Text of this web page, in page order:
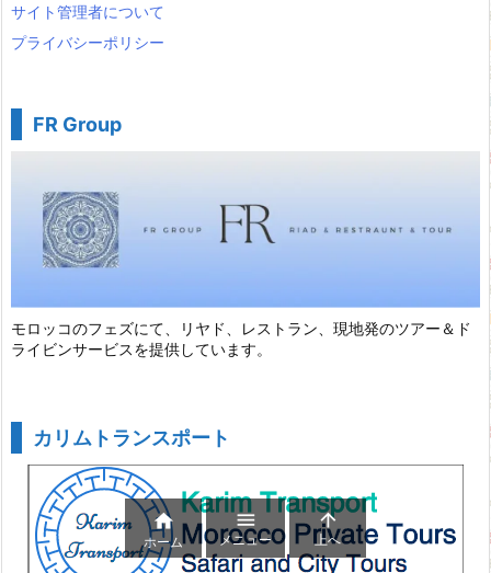
サイト管理者について
プライバシーポリシー
FR Group
モロッコのフェズにて、リヤド、レストラン、現地発のツアー＆ド
ライビンサービスを提供しています。
カリムトランスポート

ホーム

メニュー

上へ